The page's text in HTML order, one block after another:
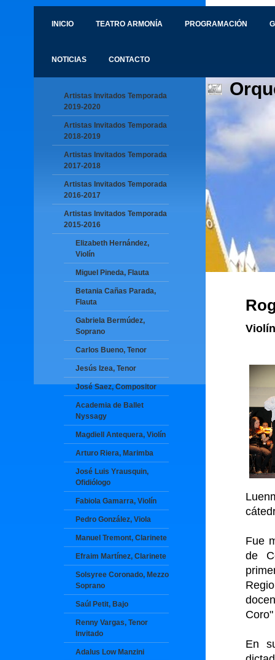
INICIO TEATRO ARMONÍA PROGRAMACIÓN
NOTICIAS CONTACTO
Artistas Invitados Temporada
2019-2020
Artistas Invitados Temporada
2018-2019
Artistas Invitados Temporada
2017-2018
Artistas Invitados Temporada
2016-2017
Artistas Invitados Temporada
2015-2016
Elizabeth Hernández,
Violín
Miguel Pineda, Flauta
Betania Cañas Parada,
Flauta
Gabriela Bermúdez,
Soprano
Carlos Bueno, Tenor
Jesús Izea, Tenor
José Saez, Compositor
Academia de Ballet
Nyssagy
Magdiell Antequera, Violín
Arturo Riera, Marimba
José Luis Yrausquin,
Ofidiólogo
Fabiola Gamarra, Violín
Pedro González, Viola
Manuel Tremont, Clarinete
Efraim Martínez, Clarinete
Solsyree Coronado, Mezzo
Soprano
Saúl Petit, Bajo
Renny Vargas, Tenor
Invitado
Adalus Low Manzini
Violín
Fue
de
En